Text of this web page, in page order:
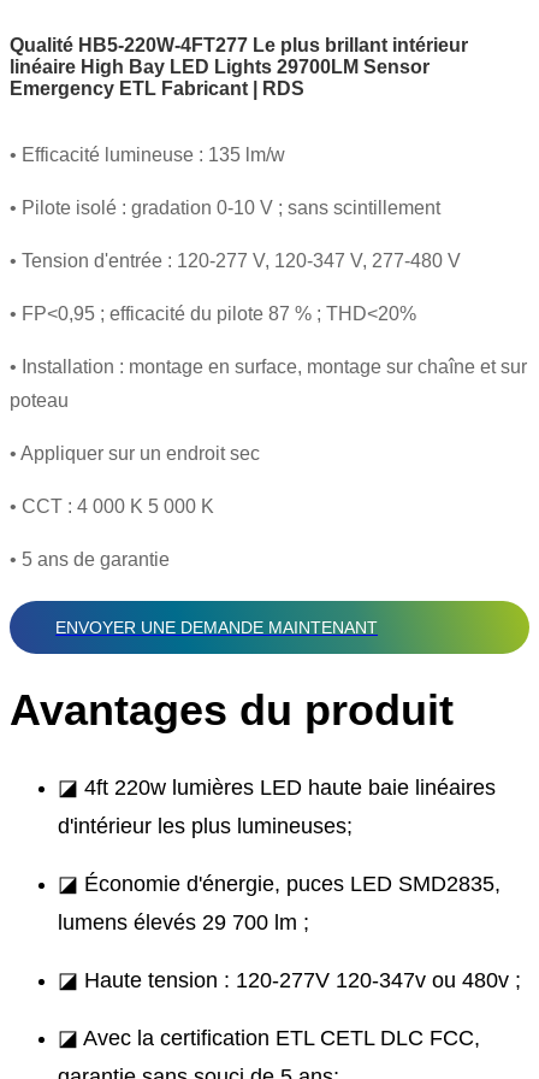
Qualité HB5-220W-4FT277 Le plus brillant intérieur
linéaire High Bay LED Lights 29700LM Sensor
Emergency ETL Fabricant | RDS
• Efficacité lumineuse : 135 lm/w
• Pilote isolé : gradation 0-10 V ; sans scintillement
• Tension d'entrée : 120-277 V, 120-347 V, 277-480 V
• FP<0,95 ; efficacité du pilote 87 % ; THD<20%
• Installation : montage en surface, montage sur chaîne et sur
poteau
• Appliquer sur un endroit sec
• CCT : 4 000 K 5 000 K
• 5 ans de garantie
ENVOYER UNE DEMANDE MAINTENANT
Avantages du produit
◪ 4ft 220w lumières LED haute baie linéaires
d'intérieur les plus lumineuses;
◪ Économie d'énergie, puces LED SMD2835,
lumens élevés 29 700 lm ;
◪ Haute tension : 120-277V 120-347v ou 480v ;
◪ Avec la certification ETL CETL DLC FCC,